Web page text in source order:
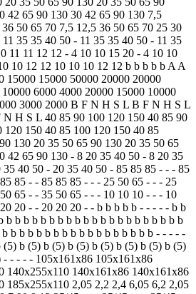
42 65 90 130 30 42 65 90 130 7,5
50 65 70 7,5 12,5 36 50 65 70 25 30
35 35 40 50 - 11 35 35 40 50 - 11 35
11 11 12 12 - 4 10 10 15 20 - 4 10 10
10 12 12 10 10 10 12 12 b b b b b A A
15000 15000 50000 20000 20000
6000 4000 20000 15000 10000
3000 2000 B F N H S L B F N H S L
H S L 40 85 90 100 120 150 40 85 90
120 150 40 85 100 120 150 40 85
130 20 35 50 65 90 130 20 35 50 65
42 65 90 130 - 8 20 35 40 50 - 8 20 35
40 50 - 20 35 40 50 - 85 85 85 - - - 85
85 - - 85 85 85 - - - 25 50 65 - - - 25
65 - - 35 50 65 - - - 10 10 10 - - - 10
20 - - 20 20 20 - - b b b b b - - - - - b b
b b b b b b b b b b b b b b b b b b b b b
b b b b b b b b b b b b b b b b b - - - - -
b (5) b (5) b (5) b (5) b (5) b (5) b (5)
- - - - 105x161x86 105x161x86
140x255x110 140x161x86 140x161x86
185x255x110 2,05 2,2 2,4 6,05 6,2 2,05